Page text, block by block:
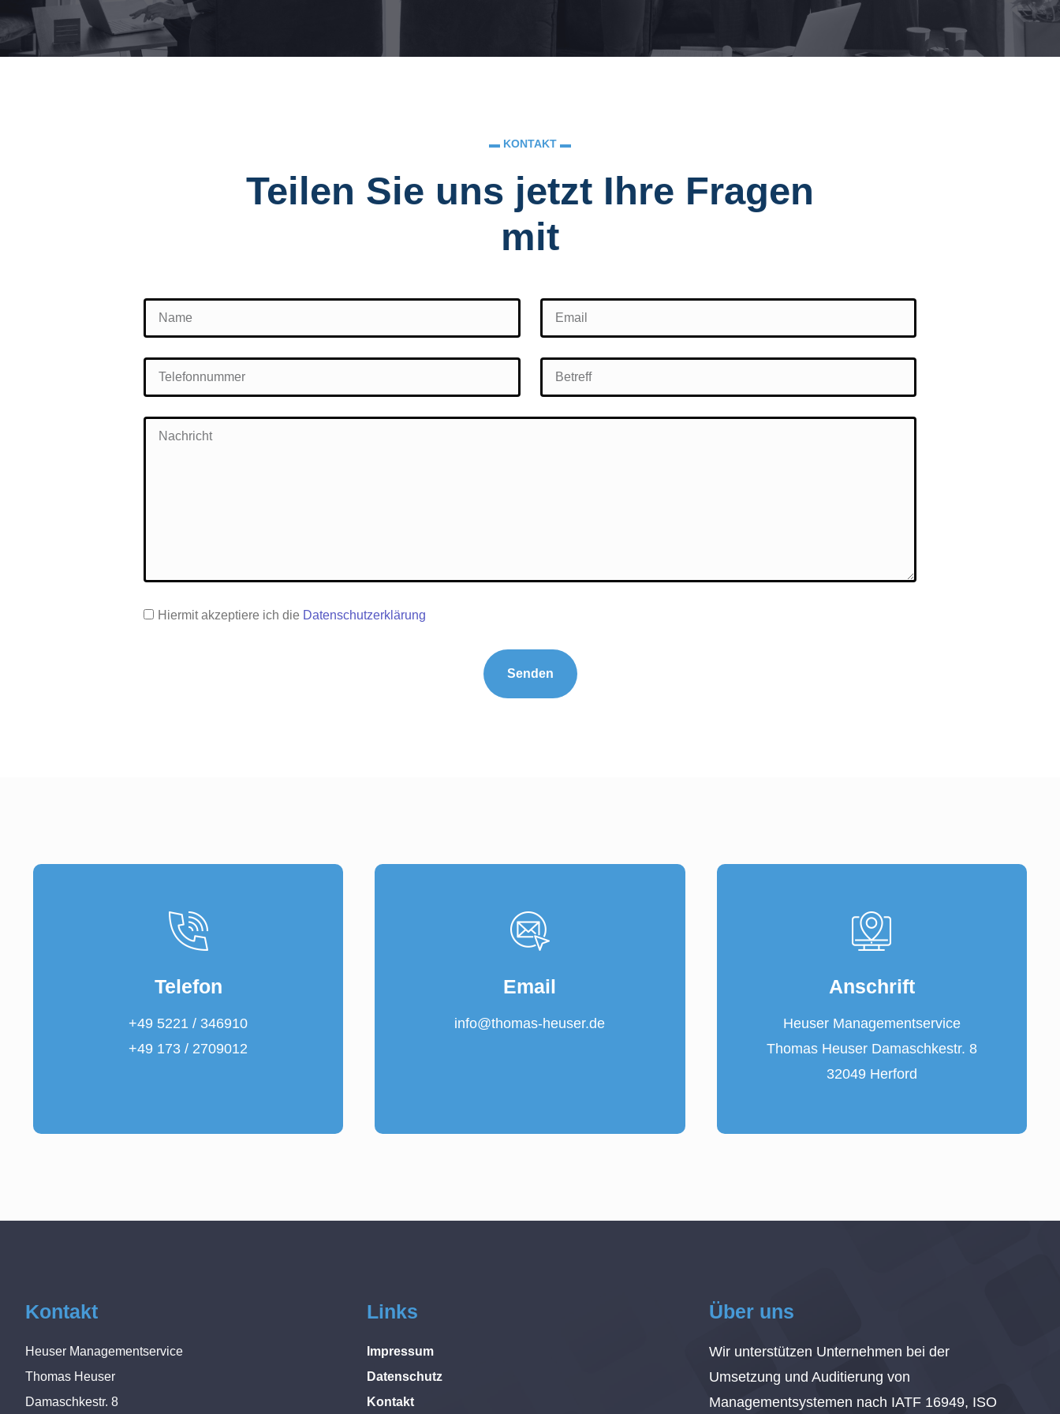
▬ KONTAKT ▬
Teilen Sie uns jetzt Ihre Fragen
mit
Hiermit akzeptiere ich die Datenschutzerklärung
Senden
Telefon
+49 5221 / 346910
+49 173 / 2709012
Email
info@thomas-heuser.de
Anschrift
Heuser Managementservice
Thomas Heuser Damaschkestr. 8
32049 Herford
Kontakt
Heuser Managementservice
Thomas Heuser
Damaschkestr. 8
Links
Impressum
Datenschutz
Kontakt
Über uns
Wir unterstützen Unternehmen bei der
Umsetzung und Auditierung von
Managementsystemen nach IATF 16949, ISO